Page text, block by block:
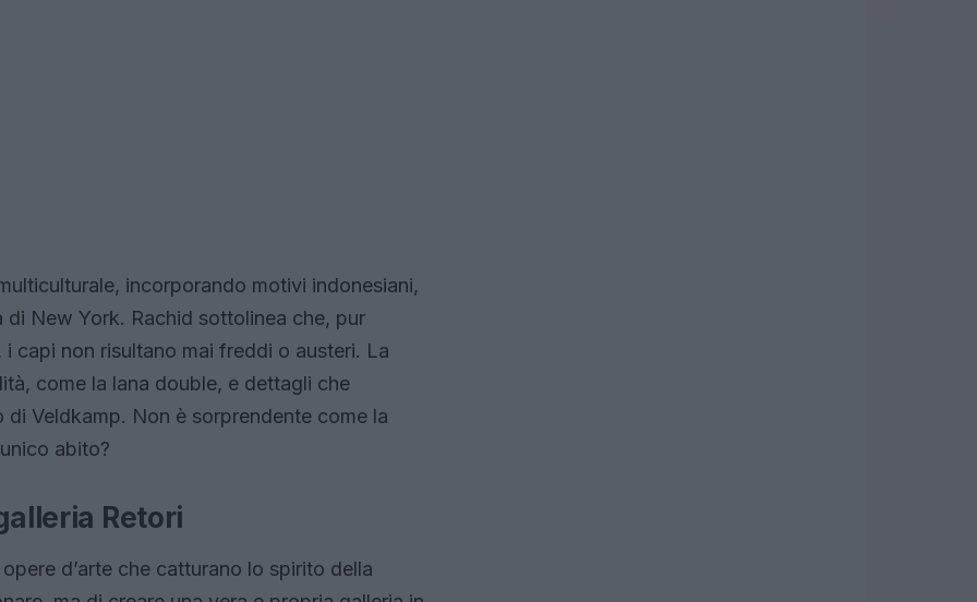
incorporando motivi indonesiani,
di New York. Rachid sottolinea che, pur
capi non risultano mai freddi o austeri. La
come la lana double, e dettagli che
Veldkamp. Non è sorprendente come la
abito?
Retori
d’arte che catturano lo spirito della